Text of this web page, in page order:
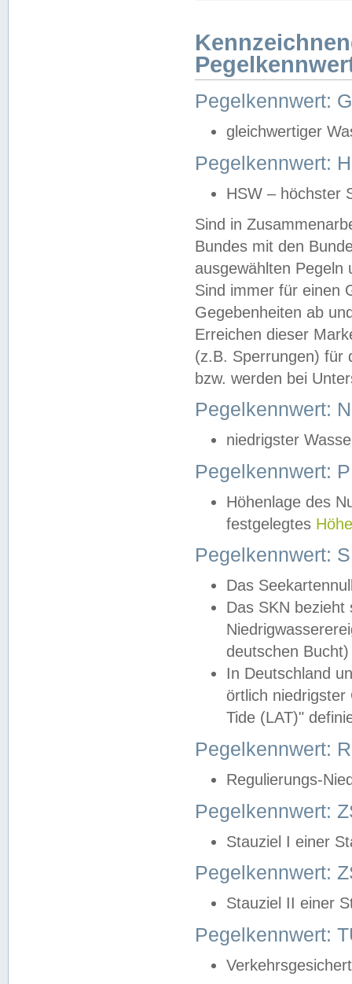
Pegelkennwert:
gleichwertiger
Pegelkennwert:
HSW – höchster
Sind in
Bundes mit den
ausgewählten
Sind immer für einen
Gegebenheiten ab
Erreichen dieser
(z.B. Sperrungen) für
bzw. werden bei
Pegelkennwert:
niedrigster
Pegelkennwert:
Höhenlage des
festgelegtes
Pegelkennwert:
Das
Das SKN
deutschen
In Deutschland
örtlich
Tide (LAT)"
Pegelkennwert:
Regulierungs-
Pegelkennwert:
Stauziel I einer
Pegelkennwert:
Stauziel II einer
Pegelkennwert: